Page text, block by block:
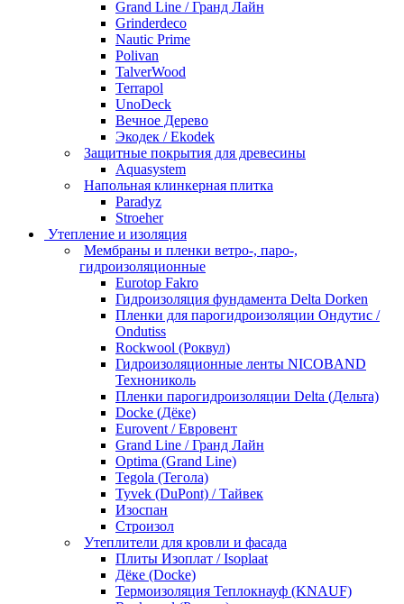
Grand Line / Гранд Лайн
Grinderdeco
Nautic Prime
Polivan
TalverWood
Terrapol
UnoDeck
Вечное Дерево
Экодек / Ekodek
Защитные покрытия для древесины
Aquasystem
Напольная клинкерная плитка
Paradyz
Stroeher
Утепление и изоляция
Мембраны и пленки ветро-, паро-,
гидроизоляционные
Eurotop Fakro
Гидроизоляция фундамента Delta Dorken
Пленки для парогидроизоляции Ондутис /
Ondutiss
Rockwool (Роквул)
Гидроизоляционные ленты NICOBAND
Технониколь
Пленки парогидроизоляции Delta (Дельта)
Docke (Дёке)
Eurovent / Евровент
Grand Line / Гранд Лайн
Optima (Grand Line)
Tegola (Тегола)
Tyvek (DuPont) / Тайвек
Изоспан
Строизол
Утеплители для кровли и фасада
Плиты Изоплат / Isoplaat
Дёке (Docke)
Термоизоляция Теплокнауф (KNAUF)